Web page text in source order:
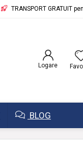
TRANSPORT GRATUIT
Logare
BLOG